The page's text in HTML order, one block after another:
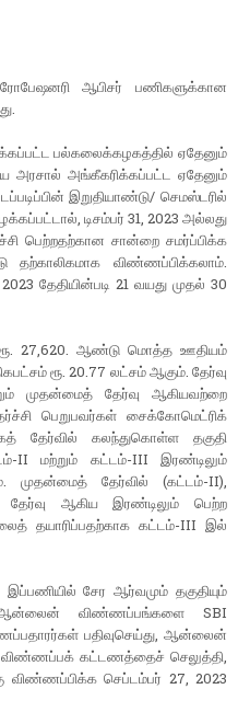
ஆபிசர் பணிகளுக்கான
பல்கலைக்கழகத்தில் ஏதேனும்
அரசால் அங்கீகரிக்கப்பட்ட ஏதேனும்
இறுதியாண்டு/ செமஸ்டரில்
டிசம்பர் 31, 2023 அல்லது
பெற்றதற்கான சான்றை சமர்ப்பிக்க
தற்காலிகமாக விண்ணப்பிக்கலாம்.
தேதியின்படி 21 வயது முதல் 30
ரூ. 27,620. ஆண்டு மொத்த ஊதியம்
ரூ. 20.77 லட்சம் ஆகும். தேர்வு
முதன்மைத் தேர்வு ஆகியவற்றை
பெறுபவர்கள் சைக்கோமெட்ரிக்
தேர்வில் கலந்துகொள்ள தகுதி
II மற்றும் கட்டம்-III இரண்டிலும்
முதன்மைத் தேர்வில் (கட்டம்-II),
தேர்வு ஆகிய இரண்டிலும் பெற்ற
தயாரிப்பதற்காக கட்டம்-III இல்
சேர ஆர்வமும் தகுதியும்
விண்ணப்பங்களை SBI
பதிவுசெய்து, ஆன்லைன்
விண்ணப்பக் கட்டணத்தைச் செலுத்தி,
விண்ணப்பிக்க செப்டம்பர் 27, 2023